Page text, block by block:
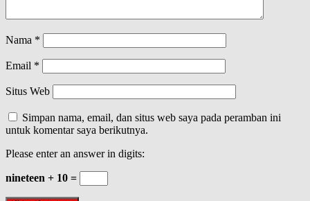
Nama *
Email *
Situs Web
Simpan nama, email, dan situs web saya pada peramban ini
untuk komentar saya berikutnya.
Please enter an answer in digits:
nineteen + 10 =